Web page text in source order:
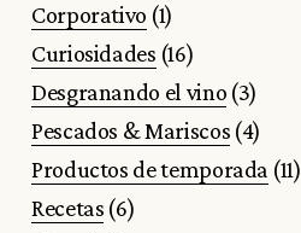
Corporativo (1)
Curiosidades (16)
Desgranando el vino (3)
Pescados & Mariscos (4)
Productos de temporada (11)
Recetas (6)